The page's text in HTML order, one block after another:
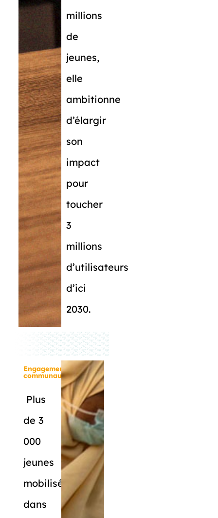
millions
de
jeunes,
elle
ambitionne
d’élargir
son
impact
pour
toucher
3
millions
d’utilisateurs
d’ici
2030.
Engagement
communautaire
Plus
de 3
000
jeunes
mobilisés
dans